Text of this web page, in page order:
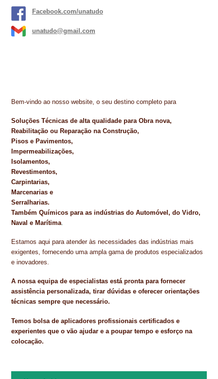
Facebook.com/unatudo
unatudo@gmail.com
Bem-vindo ao nosso website, o seu destino completo para
Soluções Técnicas de alta qualidade para Obra nova,
Reabilitação ou Reparação na Construção,
Pisos e Pavimentos,
Impermeabilizações,
Isolamentos,
Revestimentos,
Carpintarias,
Marcenarias e
Serralharias.
Também Químicos para as indústrias do Automóvel, do Vidro,
Naval e Marítima.
Estamos aqui para atender às necessidades das indústrias mais
exigentes, fornecendo uma ampla gama de produtos especializados
e inovadores.
A nossa equipa de especialistas está pronta para fornecer
assistência personalizada, tirar dúvidas e oferecer orientações
técnicas sempre que necessário.
Temos bolsa de aplicadores profissionais certificados e
experientes que o vão ajudar e a poupar tempo e esforço na
colocação.